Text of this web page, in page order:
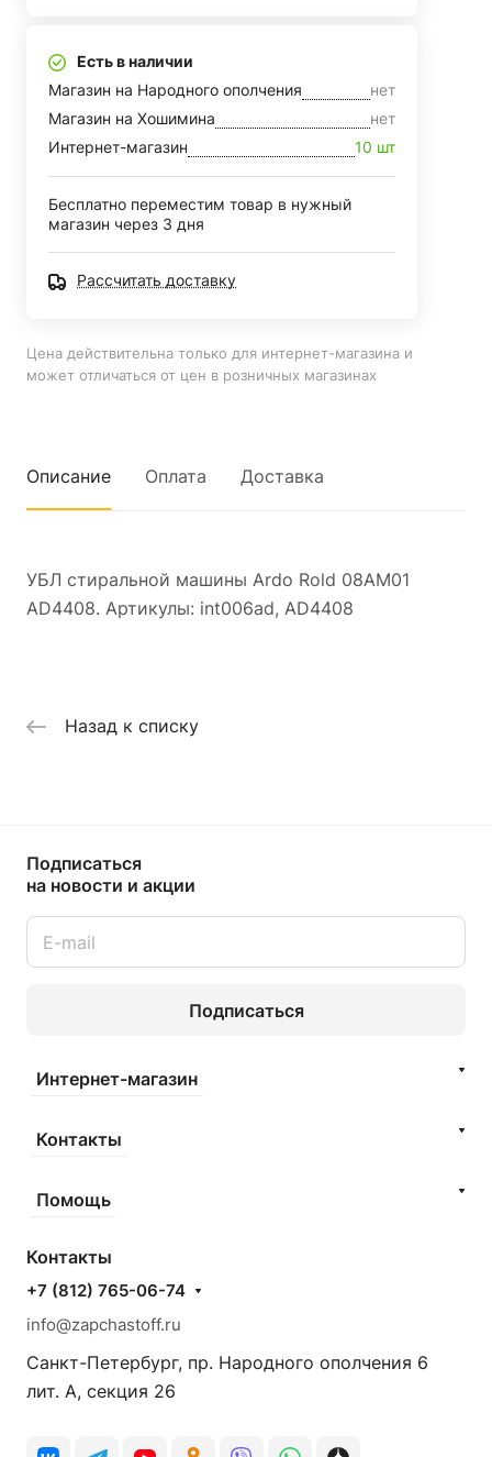
Есть в наличии
Магазин на Народного ополчения
нет
Магазин на Хошимина
нет
Интернет-магазин
10 шт
Бесплатно переместим товар в нужный
магазин через 3 дня
Рассчитать доставку
Цена действительна только для интернет-магазина и
может отличаться от цен в розничных магазинах
Описание Оплата Доставка
УБЛ стиральной машины Ardo Rold 08AM01
AD4408. Артикулы: int006ad, AD4408
Назад к списку
Подписаться
на новости и акции
Подписаться
Интернет-магазин
Контакты
Помощь
Контакты
+7 (812) 765-06-74
info@zapchastoff.ru
Санкт-Петербург, пр. Народного ополчения 6
лит. А, секция 26